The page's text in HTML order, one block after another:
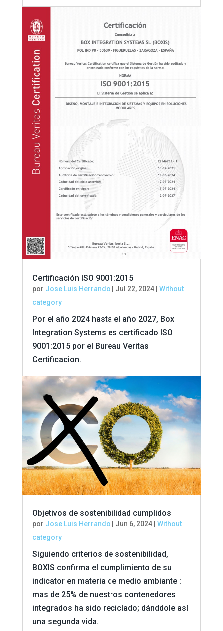
Certificación ISO 9001:2015
por Jose Luis Herrando | Jul 22, 2024| Without
category
Por el año 2024 hasta el año 2027, Box
Integration Systems es certificado ISO
9001:2015 por el Bureau Veritas
Certificacion.
Objetivos de sostenibilidad cumplidos
por Jose Luis Herrando Jun 6, 2024| Without
category
Siguiendo criterios de sostenibilidad,
BOXIS confirma el cumplimiento de su
indicator en materia de medio ambiante :
mas de 25% de nuestros contenedores
integrados ha sido reciclado; dánddole así
una segunda vida.